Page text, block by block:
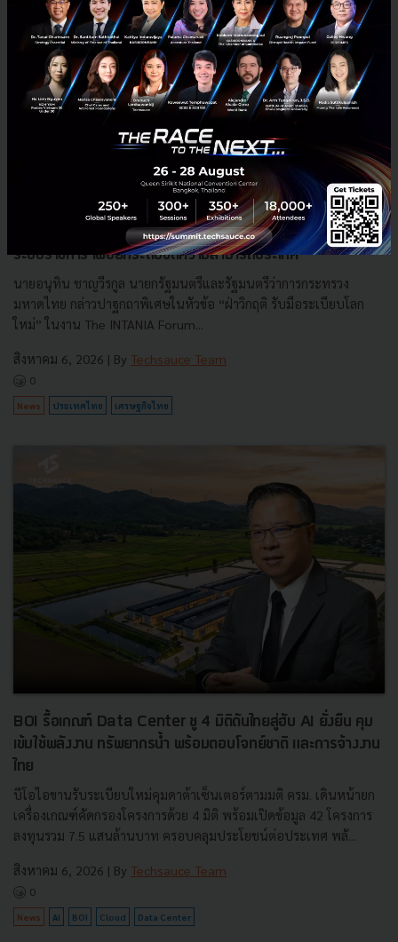
3 เรื่องที่ประเทศไทยต้อง Focus สร้างคน–นวัตกรรม–ปฏิรูป
ระบบราชการ เพื่อยกระดับขีดความสามารถประเทศ
นายอนุทิน ชาญวีรกูล นายกรัฐมนตรีและรัฐมนตรีว่าการกระทรวง
มหาดไทย กล่าวปาฐกถาพิเศษในหัวข้อ “ฝ่าวิกฤติ รับมือระเบียบโลก
ใหม่” ในงาน The INTANIA Forum...
สิงหาคม 6, 2026 | By Techsauce Team
0
News ประเทศไทย เศรษฐกิจไทย
BOI รื้อเกณฑ์ Data Center ชู 4 มิติดันไทยสู่ฮับ AI ยั่งยืน คุม
เข้มใช้พลังงาน ทรัพยากรน้ำ พร้อมตอบโจทย์ชาติ และการจ้างงาน
ไทย
บีโอไอขานรับระเบียบใหม่คุมดาต้าเซ็นเตอร์ตามมติ ครม. เดินหน้ายก
เครื่องเกณฑ์คัดกรองโครงการด้วย 4 มิติ พร้อมเปิดข้อมูล 42 โครงการ
ลงทุนรวม 7.5 แสนล้านบาท ครอบคลุมประโยชน์ต่อประเทศ พลั...
สิงหาคม 6, 2026 | By Techsauce Team
0
News AI BOI Cloud Data Center